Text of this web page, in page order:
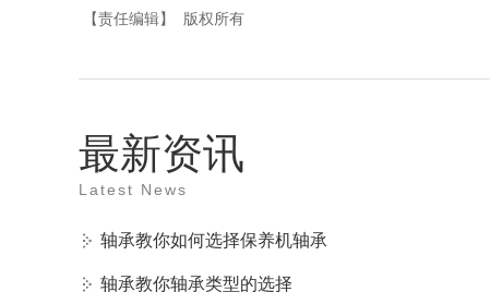
【责任编辑】
版权所有
最新资讯
Latest News
轴承教你如何选择保养机轴承
轴承教你轴承类型的选择